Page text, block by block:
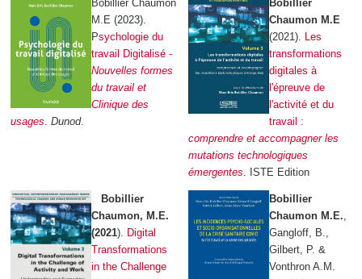
Bobillier Chaumon
M.E (2023).
Psychologie du
travail Digitalisé -
Nouvelles formes
du travail et
Clinique des
usages. Dunod.
Bobillier
Chaumon M.E
(2021). Les
transformations
digitales à
l'épreuve de
l'activité et du
travail :
comprendre et accompagner les
mutations technologiques
émergentes. ISTE Edition
Bobillier
Chaumon, M.E.
(2021). Digital
Transformations
in the Challenge
Bobillier
Chaumon M.E.,
Gangloff, B.,
Gilbert, P. &
Vonthron A.M.